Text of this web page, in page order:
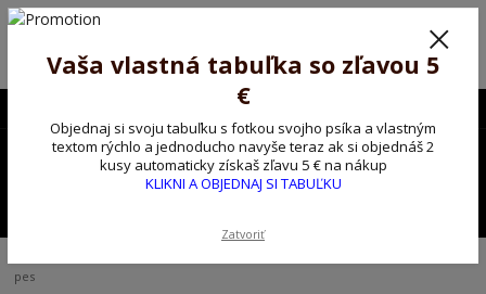
Poprosíme ctených zákazníkov o trpezlivosť, v tomto období máme
Preto sme Vám pripravili malý darček ako ospravedlnenie.
!!! ZĽAVA 5€ na PRVÚ objednávku nad 30€ s kódom pozorpes5 !!!
0,00 EUR
pes
Vaša vlastná tabuľka so zľavou 5
€
Objednaj si svoju tabuľku s fotkou svojho psíka a vlastným
textom rýchlo a jednoducho navyše teraz ak si objednáš 2
kusy automaticky získaš zľavu 5 € na nákup
KLIKNI A OBJEDNAJ SI TABUĽKU
Zatvoriť